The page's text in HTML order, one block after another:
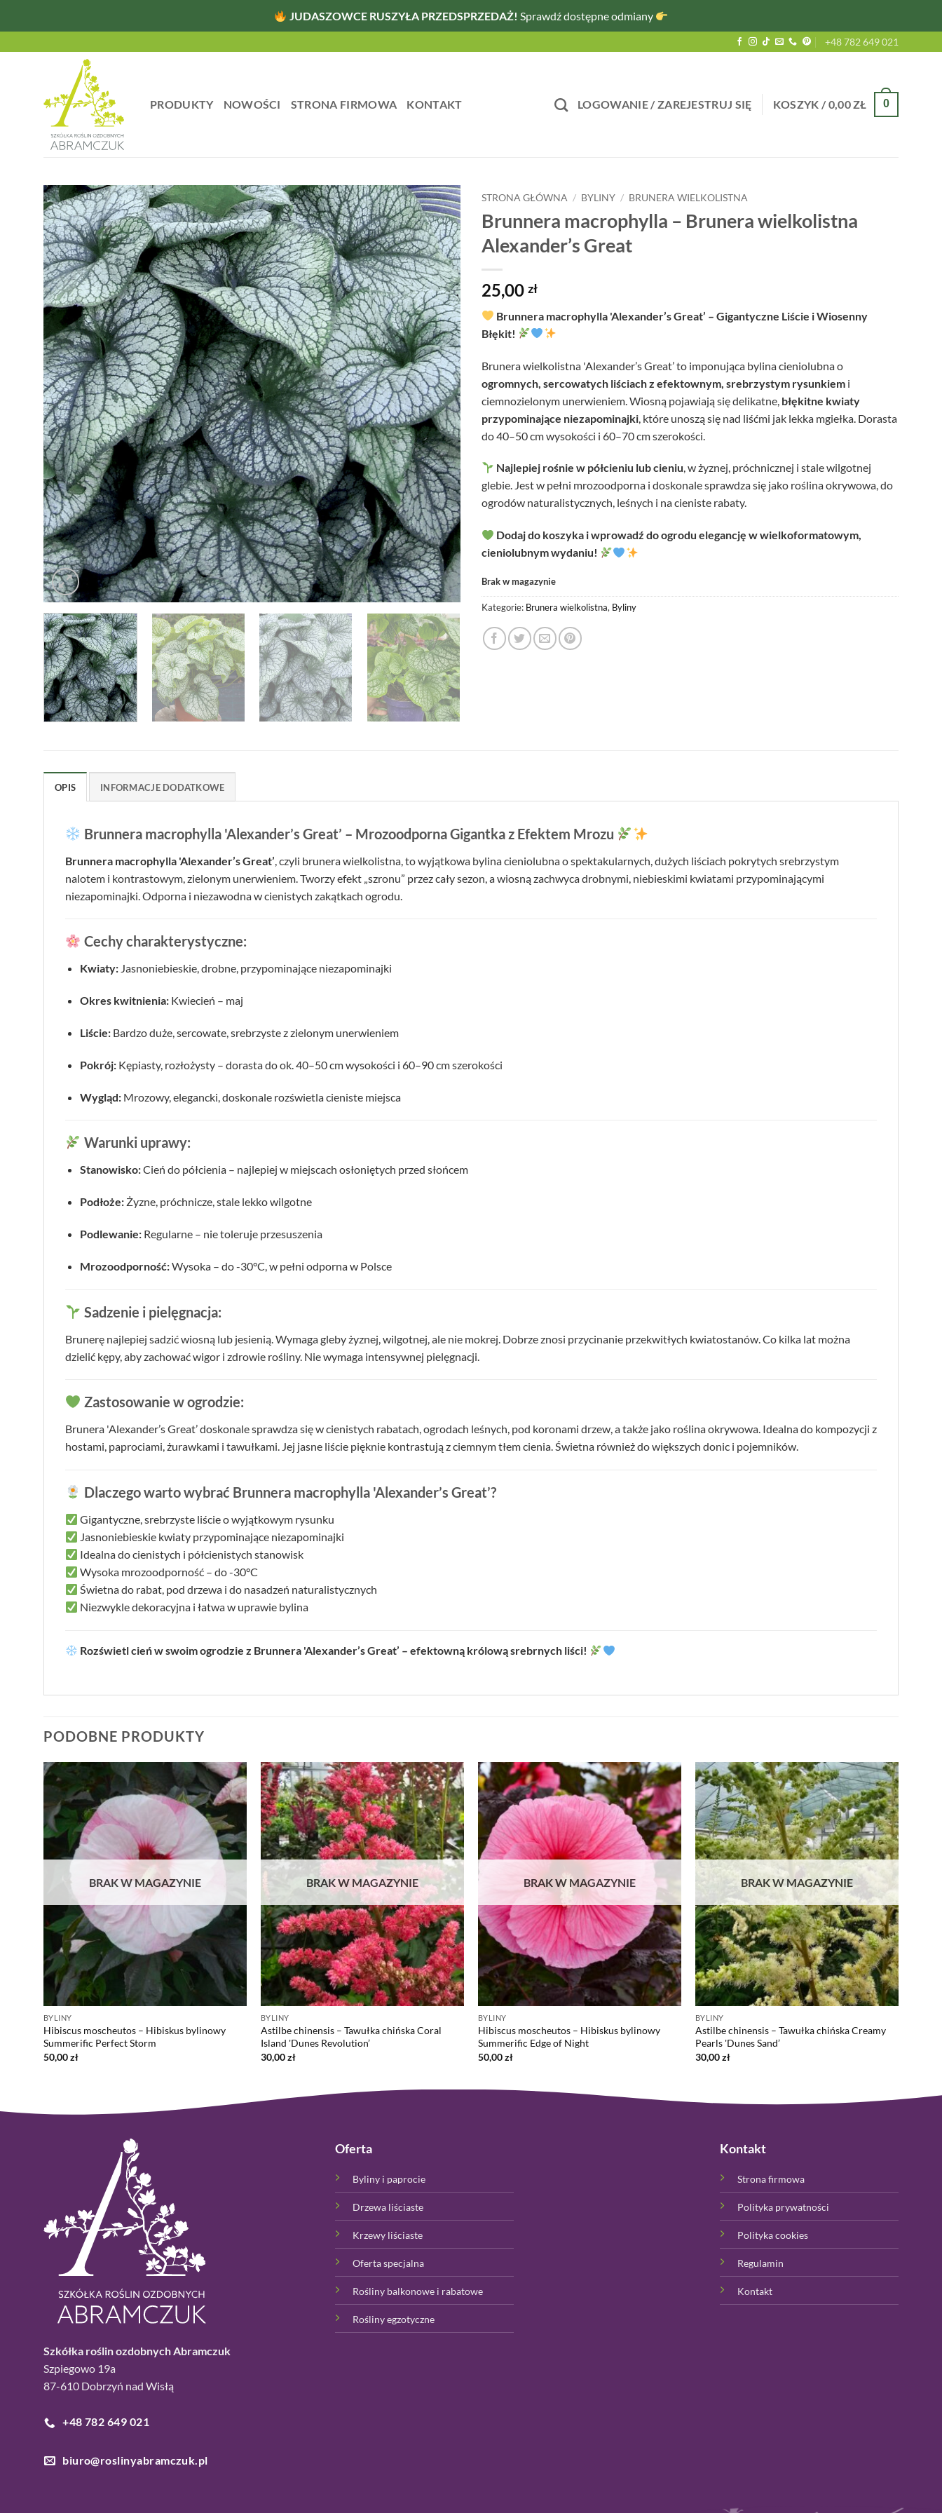
JUDASZOWCE RUSZYŁA PRZEDSPRZEDAŻ! Sprawdź dostępne odmiany
+48 782 649 021
PRODUKTY NOWOŚCI STRONA FIRMOWA KONTAKT LOGOWANIE / ZAREJESTRUJ SIĘ KOSZYK /0,00ZŁ 0
STRONA GŁÓWNA / BYLINY / BRUNERA WIELKOLISTNA
Brunnera macrophylla – Brunera wielkolistna
Alexander’s Great
25,00 zł
Brunnera macrophylla 'Alexander’s Great’ – Gigantyczne Liście i Wiosenny
Błękit!
Brunera wielkolistna 'Alexander’s Great’ to imponująca bylina cieniolubna o
ogromnych, sercowatych liściach z efektownym, srebrzystym rysunkiem i
ciemnozielonym unerwieniem. Wiosną pojawiają się delikatne, błękitne kwiaty
przypominające niezapominajki , które unoszą się nad liśćmi jak lekka mgiełka. Dorasta
do 40–50 cm wysokości i 60–70 cm szerokości.
Najlepiej rośnie w półcieniu lub cieniu, w żyznej, próchnicznej i stale wilgotnej
glebie. Jest w pełni mrozoodporna i doskonale sprawdza się jako roślina okrywowa, do
ogrodów naturalistycznych, leśnych i na cieniste rabaty.
Dodaj do koszyka i wprowadź do ogrodu elegancję w wielkoformatowym,
cieniolubnym wydaniu!
Brak w magazynie
Kategorie: Brunera wielkolistna, Byliny
OPIS INFORMACJE DODATKOWE
Brunnera macrophylla 'Alexander’s Great’ – Mrozoodporna Gigantka z Efektem Mrozu
Brunnera macrophylla 'Alexander’s Great’ , czyli brunera wielkolistna, to wyjątkowa bylina cieniolubna o spektakularnych, dużych liściach pokrytych srebrzystym
nalotem i kontrastowym, zielonym unerwieniem. Tworzy efekt „szronu” przez cały sezon, a wiosną zachwyca drobnymi, niebieskimi kwiatami przypominającymi
niezapominajki. Odporna i niezawodna w cienistych zakątkach ogrodu.
Cechy charakterystyczne:
Kwiaty:Jasnoniebieskie, drobne, przypominające niezapominajki
Okres kwitnienia:Kwiecień – maj
Liście:Bardzo duże, sercowate, srebrzyste z zielonym unerwieniem
Pokrój:Kępiasty, rozłożysty – dorasta do ok. 40–50 cm wysokości i 60–90 cm szerokości
Wygląd:Mrozowy, elegancki, doskonale rozświetla cieniste miejsca
Warunki uprawy:
Stanowisko:Cień do półcienia – najlepiej w miejscach osłoniętych przed słońcem
Podłoże:Żyzne, próchnicze, stale lekko wilgotne
Podlewanie:Regularne – nie toleruje przesuszenia
Mrozoodporność:Wysoka – do -30°C, w pełni odporna w Polsce
Sadzenie i pielęgnacja:
Brunerę najlepiej sadzić wiosną lub jesienią. Wymaga gleby żyznej, wilgotnej, ale nie mokrej. Dobrze znosi przycinanie przekwitłych kwiatostanów. Co kilka lat można
dzielić kępy, aby zachować wigor i zdrowie rośliny. Nie wymaga intensywnej pielęgnacji.
Zastosowanie w ogrodzie:
Brunera 'Alexander’s Great’ doskonale sprawdza się w cienistych rabatach, ogrodach leśnych, pod koronami drzew, a także jako roślina okrywowa. Idealna do kompozycji z
hostami, paprociami, żurawkami i tawułkami. Jej jasne liście pięknie kontrastują z ciemnym tłem cienia. Świetna również do większych donic i pojemników.
Dlaczego warto wybrać Brunnera macrophylla 'Alexander’s Great’?
Gigantyczne, srebrzyste liście o wyjątkowym rysunku
Jasnoniebieskie kwiaty przypominające niezapominajki
Idealna do cienistych i półcienistych stanowisk
Wysoka mrozoodporność – do -30°C
Świetna do rabat, pod drzewa i do nasadzeń naturalistycznych
Niezwykle dekoracyjna i łatwa w uprawie bylina
Rozświetl cień w swoim ogrodzie z Brunnera 'Alexander’s Great’ – efektowną królową srebrnych liści!
PODOBNE PRODUKTY
BRAK W MAGAZYNIE
BYLINY
Hibiscus moscheutos – Hibiskus bylinowy
Summerific Perfect Storm
50,00zł
BRAK W MAGAZYNIE
BYLINY
Astilbe chinensis – Tawułka chińska Coral
Island 'Dunes Revolution’
30,00zł
BRAK W MAGAZYNIE
BYLINY
Hibiscus moscheutos – Hibiskus bylinowy
Summerific Edge of Night
50,00zł
BRAK W MAGAZYNIE
BYLINY
Astilbe chinensis – Tawułka chińska Creamy
Pearls 'Dunes Sand’
30,00zł
Szkółka roślin ozdobnych Abramczuk
Szpiegowo 19a
87-610 Dobrzyń nad Wisłą
+48 782 649 021
biuro@roslinyabramczuk.pl
Oferta
Byliny i paprocie
Drzewa liściaste
Krzewy liściaste
Oferta specjalna
Rośliny balkonowe i rabatowe
Rośliny egzotyczne
Kontakt
Strona firmowa
Polityka prywatności
Polityka cookies
Regulamin
Kontakt